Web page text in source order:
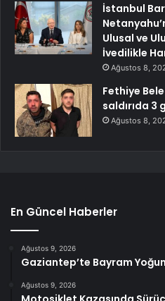
İstanbul
Ulusal ve
İvedilikle
Ağustos 8,
Fethiye
saldırıda 3
Ağustos 8,
En Güncel Haberler
Ağustos 9, 2026
Gaziantep’te Bayram
Ağustos 9, 2026